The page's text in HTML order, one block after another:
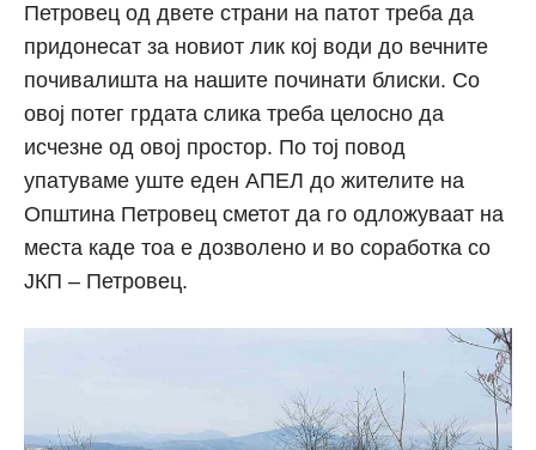
Петровец од двете страни на патот треба да
придонесат за новиот лик кој води до вечните
почивалишта на нашите починати блиски. Со
овој потег грдата слика треба целосно да
исчезне од овој простор. По тој повод
упатуваме уште еден АПЕЛ до жителите на
Општина Петровец сметот да го одложуваат на
места каде тоа е дозволено и во соработка со
ЈКП – Петровец.